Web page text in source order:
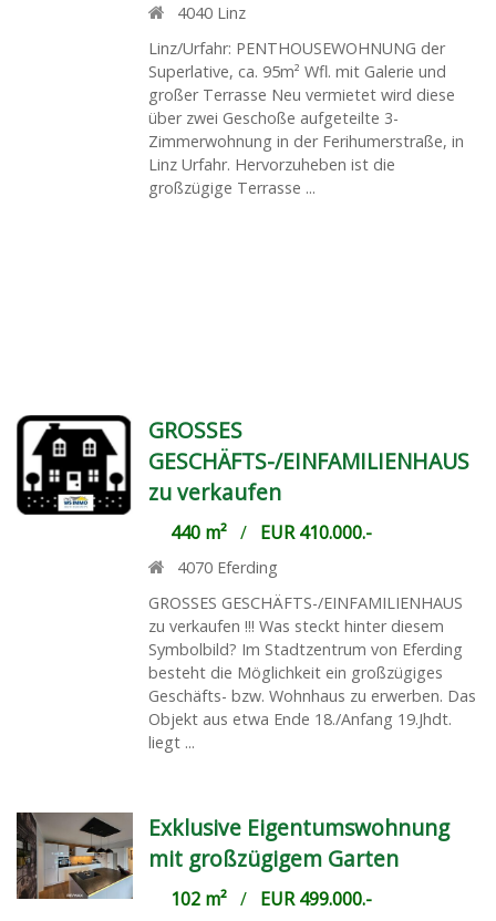
4040 Linz
Linz/Urfahr: PENTHOUSEWOHNUNG der
Superlative, ca. 95m² Wfl. mit Galerie und
großer Terrasse Neu vermietet wird diese
über zwei Geschoße aufgeteilte 3-
Zimmerwohnung in der Ferihumerstraße, in
Linz Urfahr. Hervorzuheben ist die
großzügige Terrasse ...
GROSSES
GESCHÄFTS-/EINFAMILIENHAUS
zu verkaufen
440 m²/ EUR 410.000.-
4070 Eferding
GROSSES GESCHÄFTS-/EINFAMILIENHAUS
zu verkaufen !!! Was steckt hinter diesem
Symbolbild? Im Stadtzentrum von Eferding
besteht die Möglichkeit ein großzügiges
Geschäfts- bzw. Wohnhaus zu erwerben. Das
Objekt aus etwa Ende 18./Anfang 19.Jhdt.
liegt ...
Exklusive Eigentumswohnung
mit großzügigem Garten
102 m²/ EUR 499.000.-